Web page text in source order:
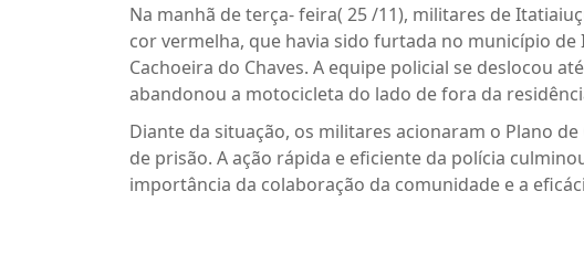
Na manhã de terça- feira( 25 /11), militares de
cor vermelha, que havia sido furtada no município
Cachoeira do Chaves. A equipe policial se deslocou
abandonou a motocicleta do lado de fora da
Diante da situação, os militares acionaram o Plano
de prisão. A ação rápida e eficiente da polícia
importância da colaboração da comunidade e a